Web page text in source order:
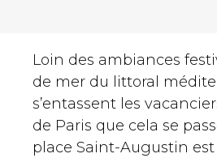
Loin des ambiances
de mer du littoral
s’entassent les
de Paris que cela se
place Saint-Augustin